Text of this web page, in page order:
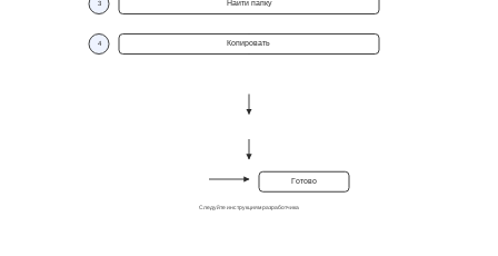
3 Найти папку
4 Копировать
Готово
Следуйте инструкциям разработчика